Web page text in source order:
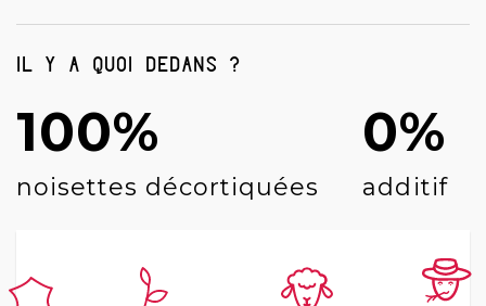
Il y a quoi dedans ?
100%
noisettes décortiquées
0%
additif